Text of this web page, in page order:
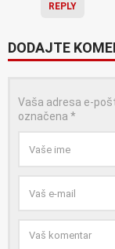
REPLY
DODAJTE
Vaša adresa e-
označena *